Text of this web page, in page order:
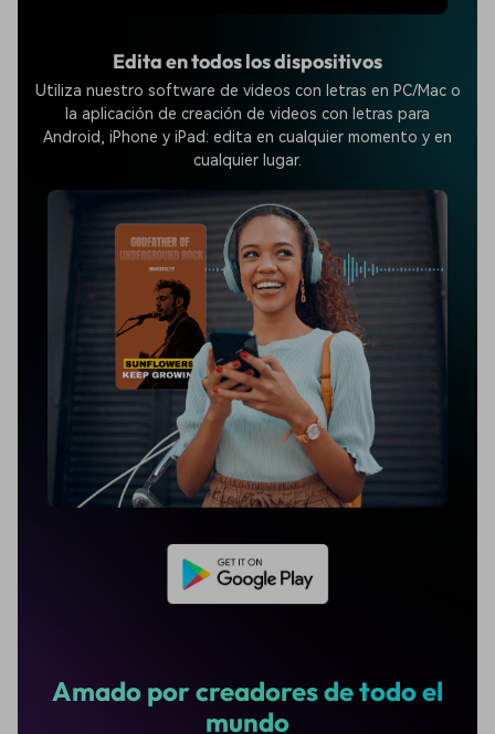
Edita en todos los dispositivos
Utiliza nuestro software de videos con letras en PC/Mac o
la aplicación de creación de videos con letras para
Android, iPhone y iPad: edita en cualquier momento y en
cualquier lugar.
Amado por creadores de todo el
mundo